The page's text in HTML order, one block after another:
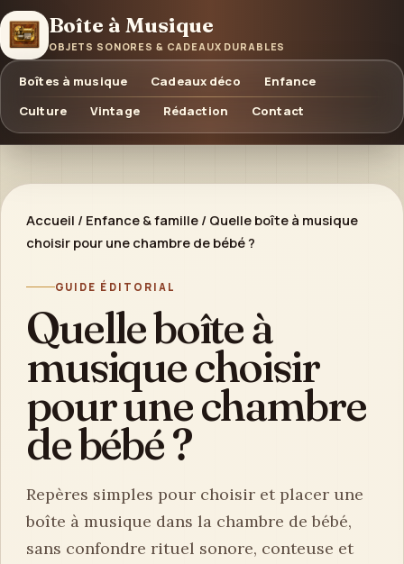
Boîte à Musique
OBJETS SONORES & CADEAUX DURABLES
Boîtes à musique Cadeaux déco
Enfance
Culture
Vintage Rédaction Contact
Accueil / Enfance & famille / Quelle boîte à musique
choisir pour une chambre de bébé ?
GUIDE ÉDITORIAL
Quelle boîte à
musique choisir
pour une chambre
de bébé ?
Repères simples pour choisir et placer une
boîte à musique dans la chambre de bébé,
sans confondre rituel sonore, conteuse et